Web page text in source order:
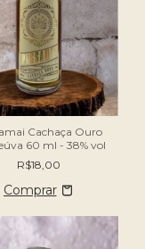
Cachaça Ouro
60 ml - 38% vol
R$18,00